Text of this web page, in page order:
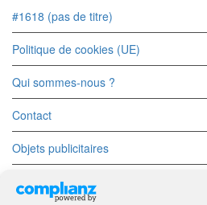
#1618 (pas de titre)
Politique de cookies (UE)
Qui sommes-nous ?
Contact
Objets publicitaires
Objets Divers